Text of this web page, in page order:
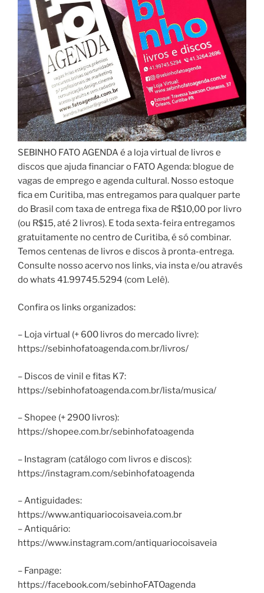
SEBINHO FATO AGENDA é a loja virtual de livros e
discos que ajuda financiar o FATO Agenda: blogue de
vagas de emprego e agenda cultural. Nosso estoque
fica em Curitiba, mas entregamos para qualquer parte
do Brasil com taxa de entrega fixa de R$10,00 por livro
(ou R$15, até 2 livros). E toda sexta-feira entregamos
gratuitamente no centro de Curitiba, é só combinar.
Temos centenas de livros e discos à pronta-entrega.
Consulte nosso acervo nos links, via insta e/ou através
do whats 41.99745.5294 (com Lelê).
Confira os links organizados:
– Loja virtual (+ 600 livros do mercado livre):
https://sebinhofatoagenda.com.br/livros/
– Discos de vinil e fitas K7:
https://sebinhofatoagenda.com.br/lista/musica/
– Shopee (+ 2900 livros):
https://shopee.com.br/sebinhofatoagenda
– Instagram (catálogo com livros e discos):
https://instagram.com/sebinhofatoagenda
– Antiguidades:
https://www.antiquariocoisaveia.com.br
– Antiquário:
https://www.instagram.com/antiquariocoisaveia
– Fanpage:
https://facebook.com/sebinhoFATOagenda